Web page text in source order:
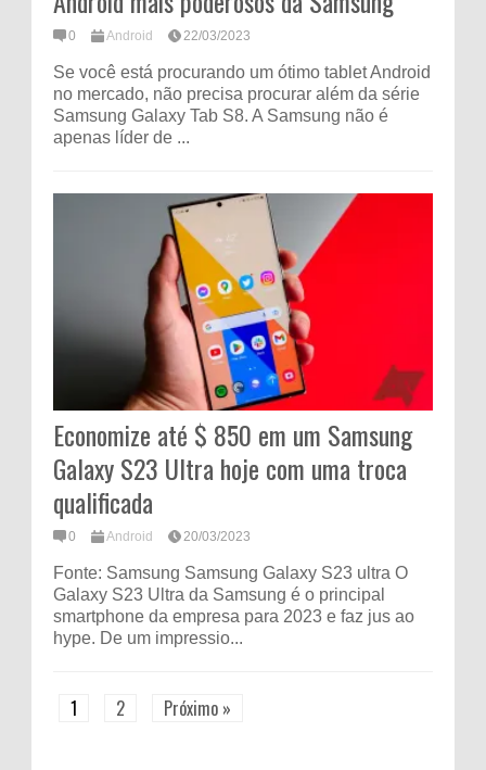
0 Android 22/03/2023
Se você está procurando um ótimo tablet Android
no mercado, não precisa procurar além da série
Samsung Galaxy Tab S8. A Samsung não é
apenas líder de ...
Economize até $ 850 em um Samsung
Galaxy S23 Ultra hoje com uma troca
qualificada
0 Android 20/03/2023
Fonte: Samsung Samsung Galaxy S23 ultra O
Galaxy S23 Ultra da Samsung é o principal
smartphone da empresa para 2023 e faz jus ao
hype. De um impressio...
1 2 Próximo »